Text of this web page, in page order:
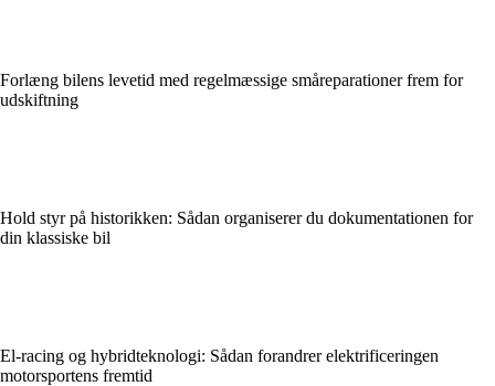
Forlæng bilens levetid med regelmæssige småreparationer frem for
udskiftning
Hold styr på historikken: Sådan organiserer du dokumentationen for
din klassiske bil
El-racing og hybridteknologi: Sådan forandrer elektrificeringen
motorsportens fremtid